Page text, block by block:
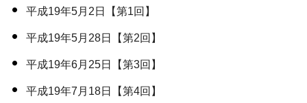
平成19年5月2日【第1回】
平成19年5月28日【第2回】
平成19年6月25日【第3回】
平成19年7月18日【第4回】